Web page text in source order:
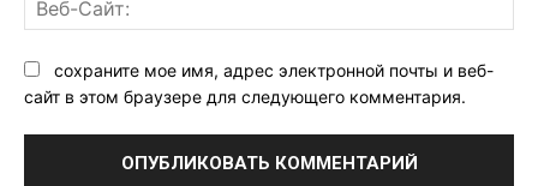
сохраните мое имя, адрес электронной почты и веб-
сайт в этом браузере для следующего комментария.